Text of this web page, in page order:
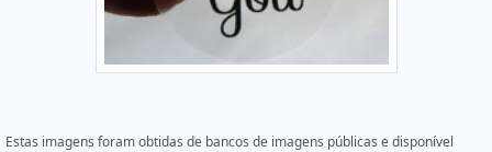
Estas imagens foram obtidas de bancos de imagens públicas e disponível